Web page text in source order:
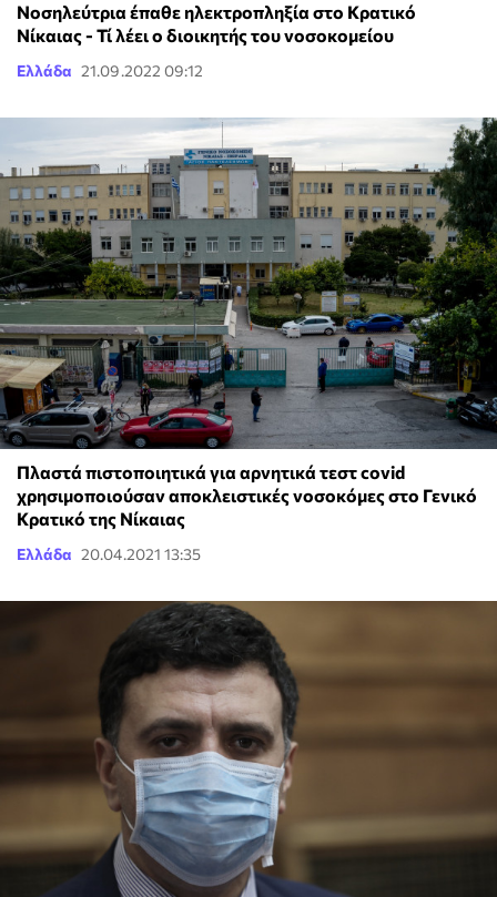
Νοσηλεύτρια έπαθε ηλεκτροπληξία στο Κρατικό
Νίκαιας - Τί λέει ο διοικητής του νοσοκομείου
Ελλάδα 21.09.2022 09:12
Πλαστά πιστοποιητικά για αρνητικά τεστ covid
χρησιμοποιούσαν αποκλειστικές νοσοκόμες στο Γενικό
Κρατικό της Νίκαιας
Ελλάδα 20.04.2021 13:35